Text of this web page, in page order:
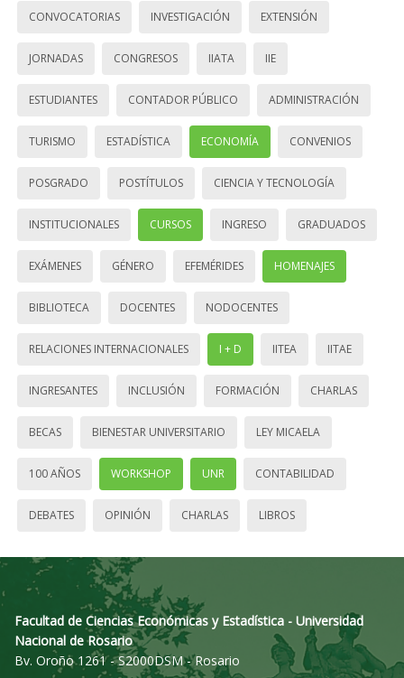
CONVOCATORIAS INVESTIGACIÓN EXTENSIÓN
JORNADAS CONGRESOS IIATA IIE
ESTUDIANTES CONTADOR PÚBLICO ADMINISTRACIÓN
TURISMO ESTADÍSTICA ECONOMÍA CONVENIOS
POSGRADO POSTÍTULOS CIENCIA Y TECNOLOGÍA
INSTITUCIONALES CURSOS INGRESO GRADUADOS
EXÁMENES GÉNERO EFEMÉRIDES HOMENAJES
BIBLIOTECA DOCENTES NODOCENTES
RELACIONES INTERNACIONALES I + D IITEA IITAE
INGRESANTES INCLUSIÓN FORMACIÓN CHARLAS
BECAS BIENESTAR UNIVERSITARIO LEY MICAELA
100 AÑOS WORKSHOP UNR CONTABILIDAD
DEBATES OPINIÓN CHARLAS LIBROS
Facultad de Ciencias Económicas y Estadística - Universidad
Nacional de Rosario
Bv. Oroño 1261 - S2000DSM - Rosario